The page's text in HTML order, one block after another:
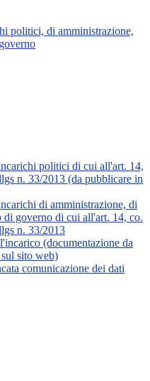
politici, di amministrazione,
politici di cui all'art. 14,
n. 33/2013 (da pubblicare in
di amministrazione, di
di governo di cui all'art. 14, co.
n. 33/2013
(documentazione da
sito web)
comunicazione dei dati